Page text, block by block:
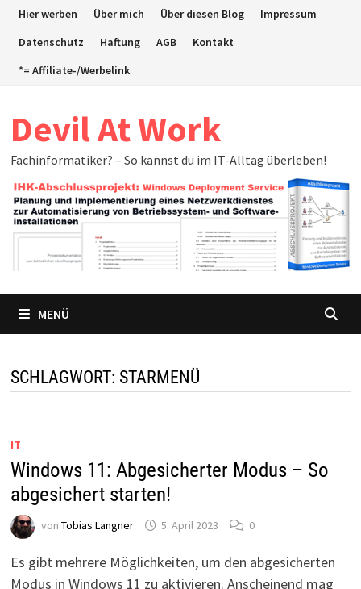
ZumHier werben Über mich Über diesen Blog
Impressum
Datenschutz
Haftung AGB
Kontakt
*= Affiliate-/Werbelink
Devil At Work
Fachinformatiker? – So kannst du im IT-Alltag überleben!
MENÜ
SCHLAGWORT: STARMENÜ
IT
Windows 11: Abgesicherter Modus – So
abgesichert starten!
von Tobias Langner 5. April 2023 0
Es gibt mehrere Möglichkeiten, um den abgesicherten
Modus in Windows 11 zu aktivieren. Anscheinend mag